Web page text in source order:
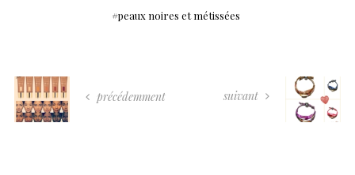
peaux noires et métissées
précédemment suivant